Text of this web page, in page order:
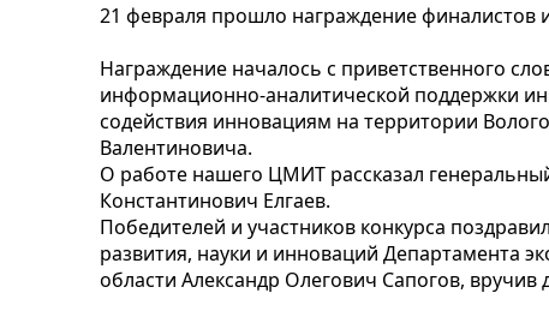
21 февраля прошло награждение финалистов
Награждение началось с приветственного
информационно-аналитической поддержки
содействия инновациям на территории
Валентиновича.
О работе нашего ЦМИТ рассказал
Константинович Елгаев.
Победителей и участников конкурса
развития, науки и инноваций Департамента
области Александр Олегович Сапогов,